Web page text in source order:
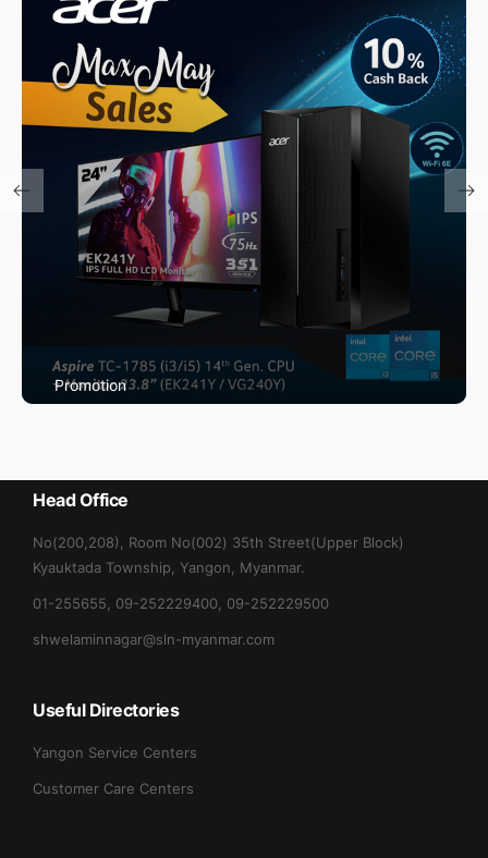
Promotion
Head Office
No(200,208), Room No(002) 35th Street(Upper Block)
Kyauktada Township, Yangon, Myanmar.
01-255655, 09-252229400, 09-252229500
shwelaminnagar@sln-myanmar.com
Useful Directories
Yangon Service Centers
Customer Care Centers